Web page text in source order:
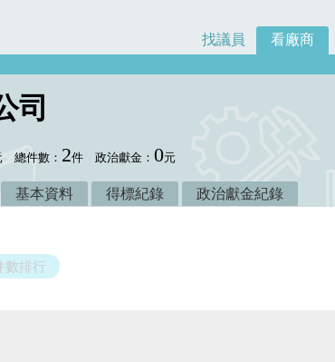
找議員 看廠商
司
總件數： 2件 政治獻金：0元
基本資料 得標紀錄 政治獻金紀錄
數排行